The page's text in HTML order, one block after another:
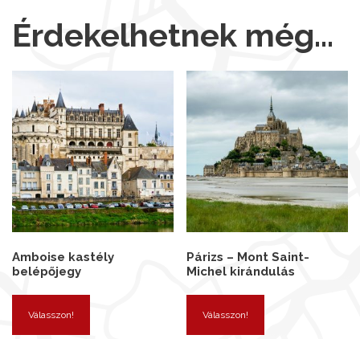
Érdekelhetnek még…
Amboise kastély
belépőjegy
Válasszon!
Párizs – Mont Saint-
Michel kirándulás
Válasszon!